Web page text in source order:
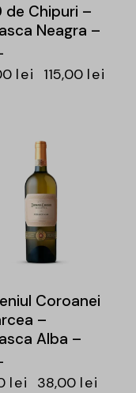
de Chipuri –
Neagra –
lei 115,00 lei
Coroanei
–
Alba –
lei 38,00 lei